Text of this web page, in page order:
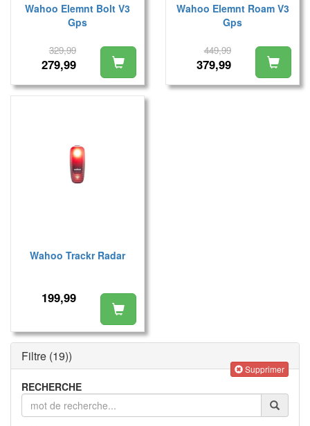
Wahoo Elemnt Bolt V3
Gps
329,99
279,99
Wahoo Elemnt Roam V3
Gps
449,99
379,99
Wahoo Trackr Radar
199,99
Filtre (19))
Supprimer
RECHERCHE